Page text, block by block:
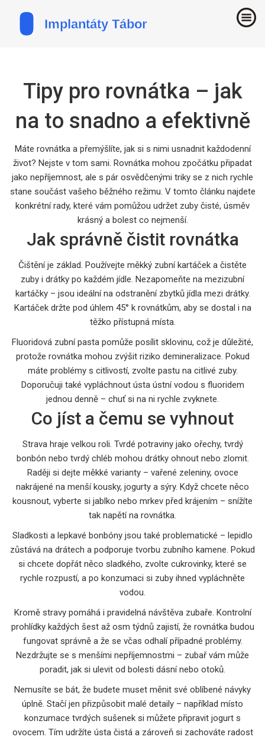
Tipy pro rovnátka – jak
na to snadno a efektivně
Máte rovnátka a přemýšlíte, jak si s nimi usnadnit každodenní
život? Nejste v tom sami. Rovnátka mohou zpočátku připadat
jako nepříjemnost, ale s pár osvědčenými triky se z nich rychle
stane součást vašeho běžného režimu. V tomto článku najdete
konkrétní rady, které vám pomůžou udržet zuby čisté, úsměv
krásný a bolest co nejmenší.
Jak správně čistit rovnátka
Čištění je základ. Používejte měkký zubní kartáček a čistěte
zuby i drátky po každém jídle. Nezapomeňte na mezizubní
kartáčky – jsou ideální na odstranění zbytků jídla mezi drátky.
Kartáček držte pod úhlem 45° k rovnátkům, aby se dostal i na
těžko přístupná místa.
Fluoridová zubní pasta pomůže posílit sklovinu, což je důležité,
protože rovnátka mohou zvýšit riziko demineralizace. Pokud
máte problémy s citlivostí, zvolte pastu na citlivé zuby.
Doporučuji také vypláchnout ústa ústní vodou s fluoridem
jednou denně – chuť si na ni rychle zvyknete.
Co jíst a čemu se vyhnout
Strava hraje velkou roli. Tvrdé potraviny jako ořechy, tvrdý
bonbón nebo tvrdý chléb mohou drátky ohnout nebo zlomit.
Raději si dejte měkké varianty – vařené zeleniny, ovoce
nakrájené na menší kousky, jogurty a sýry. Když chcete něco
kousnout, vyberte si jablko nebo mrkev před krájením – snížíte
tak napětí na rovnátka.
Sladkosti a lepkavé bonbóny jsou také problematické – lepidlo
zůstává na drátech a podporuje tvorbu zubního kamene. Pokud
si chcete dopřát něco sladkého, zvolte cukrovinky, které se
rychle rozpustí, a po konzumaci si zuby ihned vypláchněte
vodou.
Kromě stravy pomáhá i pravidelná návštěva zubaře. Kontrolní
prohlídky každých šest až osm týdnů zajistí, že rovnátka budou
fungovat správně a že se včas odhalí případné problémy.
Nezdržujte se s menšími nepříjemnostmi – zubař vám může
poradit, jak si ulevit od bolesti dásní nebo otoků.
Nemusíte se bát, že budete muset měnit své oblíbené návyky
úplně. Stačí jen přizpůsobit malé detaily – například místo
konzumace tvrdých sušenek si můžete připravit jogurt s
ovocem. Tím udržíte ústa čistá a zároveň si zachováte radost